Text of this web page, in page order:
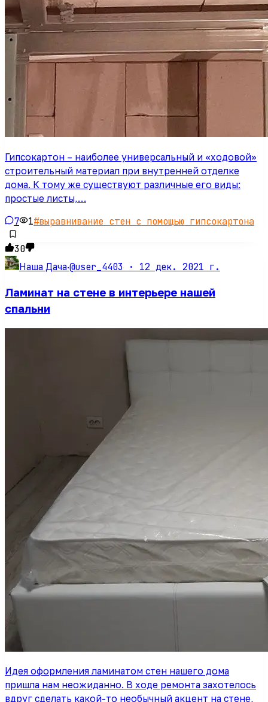
Гипсокартон – наиболее универсальный и «ходовой»
строительный материал при внутренней отделке
дома. К тому же существуют различные его виды:
простые листы,…
7 1#выравнивание стен с помощью гипсокартона
30
Наша Дача·@user_4403 · 12 дек. 2021 г.
Ламинат на стене в интерьере нашей
спальни
Идея оформления ламинатом стен нашего дома
пришла нам неожиданно. В ходе ремонта захотелось
вдруг сделать какой-то необычный акцент на стене,